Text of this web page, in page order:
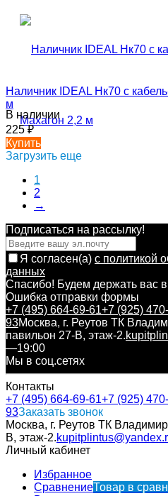
Наличник IDEAL Нк70 с
м
В наличии
225₽
Купить
Загрузить еще
1
2
→
Подписаться на рассылкy!
Я согласен(a) с политикой
данных
Спасибо! Будем держать вас в
Ошибка отправки формы
+7 (495) 664-69-61+7 (925)
93Москва, г. Реутов ТК
павильон 27-В, этаж-2.
—19:00
Мы в соц.сетях
Контакты
+7 (495) 664-69-61+7 (925)
93Заказать звонок
Москва, г. Реутов ТК
В, этаж-2.
Личный кабинет
Избранное
СравнениеТовар в